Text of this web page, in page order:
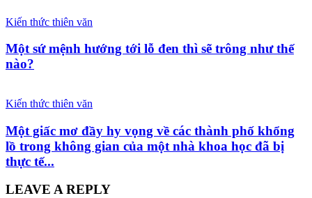
Kiến thức thiên văn
Một sứ mệnh hướng tới lỗ đen thì sẽ trông như thế
nào?
Kiến thức thiên văn
Một giấc mơ đầy hy vọng về các thành phố khổng
lồ trong không gian của một nhà khoa học đã bị
thực tế...
LEAVE A REPLY